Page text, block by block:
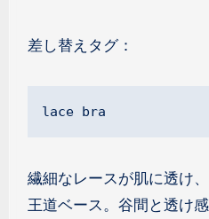
差し替えタグ：
lace bra
繊細なレースが肌に透け
王道ベース。谷間と透け